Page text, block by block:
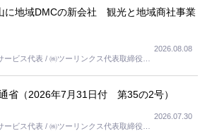
に地域DMCの新会社 観光と地域商社事業
ービス代表 / ㈱ツーリンクス代表取締役社
2026.08.08
省（2026年7月31日付 第35の2号）
ービス代表 / ㈱ツーリンクス代表取締役社
2026.07.30